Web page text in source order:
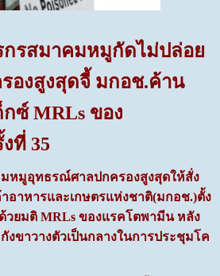
กรสมาคมหมูกัดไม่ปล่อย
องสูงสุดจี้ มกอช.ค้าน
กซ์MRLs ของ
ที่ 35
หมูอุทธรณ์ศาลปกครองสูงสุดให้สั่ง
อาหารและเกษตรแห่งชาติ(มกอช.)ตั้ง
วยมติ MRLs ของแรคโตพามีน หลัง
ขาวางตัวเป็นกลางในการประชุมโค